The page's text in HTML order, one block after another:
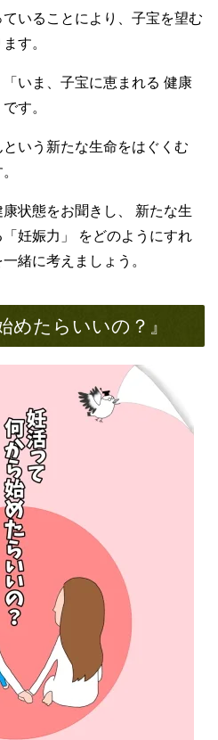
いることにより、子宝を望む
す。
いま、子宝に恵まれる 健康
す。
いう新たな生命をはぐくむ
状態をお聞きし、 新たな生
妊娠力」 をどのようにすれ
緒に考えましょう。
めたらいいの？』